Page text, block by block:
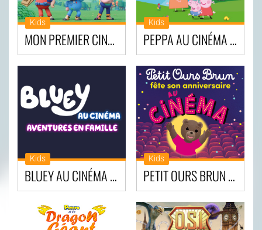
Kids
MON PREMIER CINÉMA AVEC LES TROIS BRICOCHONS
Kids
PEPPA AU CINÉMA : LA FAMILLE S’AGRANDIT !
Kids
BLUEY AU CINÉMA – AVENTURES EN FAMILLE
Kids
PETIT OURS BRUN FÊTE SON ANNIVERSAIRE AU CINÉMA!